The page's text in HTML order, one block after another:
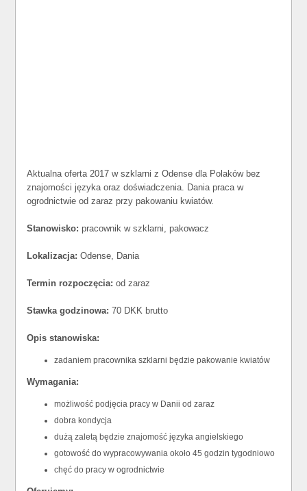
Aktualna oferta 2017 w szklarni z Odense dla Polaków bez
znajomości języka oraz doświadczenia. Dania praca w
ogrodnictwie od zaraz przy pakowaniu kwiatów.
Stanowisko: pracownik w szklarni, pakowacz
Lokalizacja: Odense, Dania
Termin rozpoczęcia: od zaraz
Stawka godzinowa: 70 DKK brutto
Opis stanowiska:
zadaniem pracownika szklarni będzie pakowanie kwiatów
Wymagania:
możliwość podjęcia pracy w Danii od zaraz
dobra kondycja
dużą zaletą będzie znajomość języka angielskiego
gotowość do wypracowywania około 45 godzin tygodniowo
chęć do pracy w ogrodnictwie